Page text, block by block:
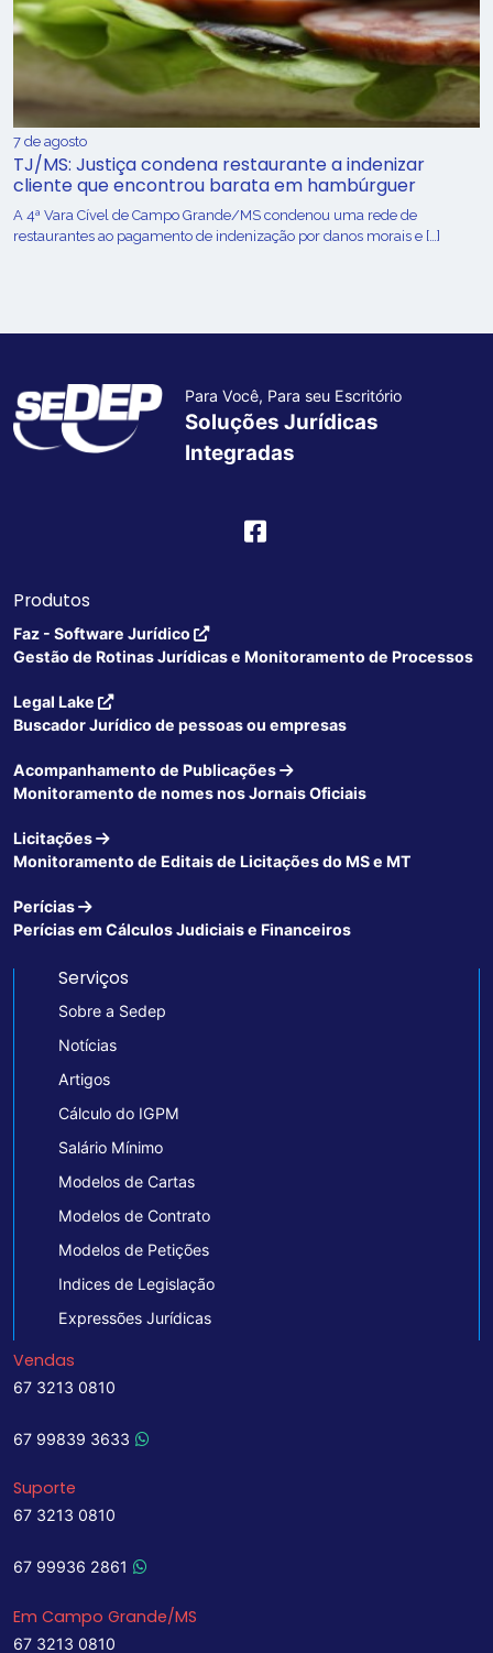
7 de agosto
TJ/MS: Justiça condena restaurante a indenizar
cliente que encontrou barata em hambúrguer
A 4ª Vara Cível de Campo Grande/MS condenou uma rede de
restaurantes ao pagamento de indenização por danos morais e […]
Para Você, Para seu Escritório
Soluções Jurídicas
Integradas
Produtos
Faz - Software Jurídico
Gestão de Rotinas Jurídicas e Monitoramento de Processos
Legal Lake
Buscador Jurídico de pessoas ou empresas
Acompanhamento de Publicações
Monitoramento de nomes nos Jornais Oficiais
Licitações
Monitoramento de Editais de Licitações do MS e MT
Perícias
Perícias em Cálculos Judiciais e Financeiros
Serviços
Sobre a Sedep
Notícias
Artigos
Cálculo do IGPM
Salário Mínimo
Modelos de Cartas
Modelos de Contrato
Modelos de Petições
Indices de Legislação
Expressões Jurídicas
Vendas
67 3213 0810
67 99839 3633
Suporte
67 3213 0810
67 99936 2861
Em Campo Grande/MS
67 3213 0810